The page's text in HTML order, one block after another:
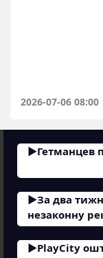
2026-07-06 08:00
Гетманцев
За два
незаконну
PlayCity